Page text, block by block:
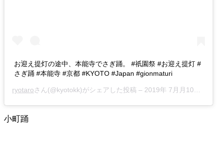
お迎え提灯の途中、本能寺でさぎ踊。 #祇園祭 #お迎え提灯 #
さぎ踊 #本能寺 #京都 #KYOTO #Japan #gionmaturi
ryotaroさん(@kyotokk)がシェアした投稿 – 2019年 7月月10日午後7時23分PDT
小町踊